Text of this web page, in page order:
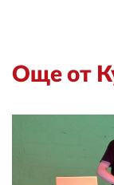
Още от